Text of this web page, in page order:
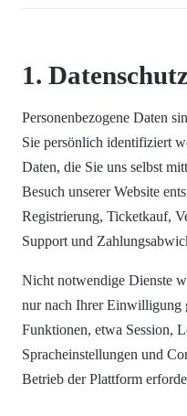
1.
Personenbezogene Daten
Sie persönlich identifiziert
Daten, die Sie uns selbst
Besuch unserer Website
Registrierung, Ticketkauf,
Support und
Nicht notwendige Dienste
nur nach Ihrer Einwilligung
Funktionen, etwa Session,
Spracheinstellungen und
Betrieb der Plattform